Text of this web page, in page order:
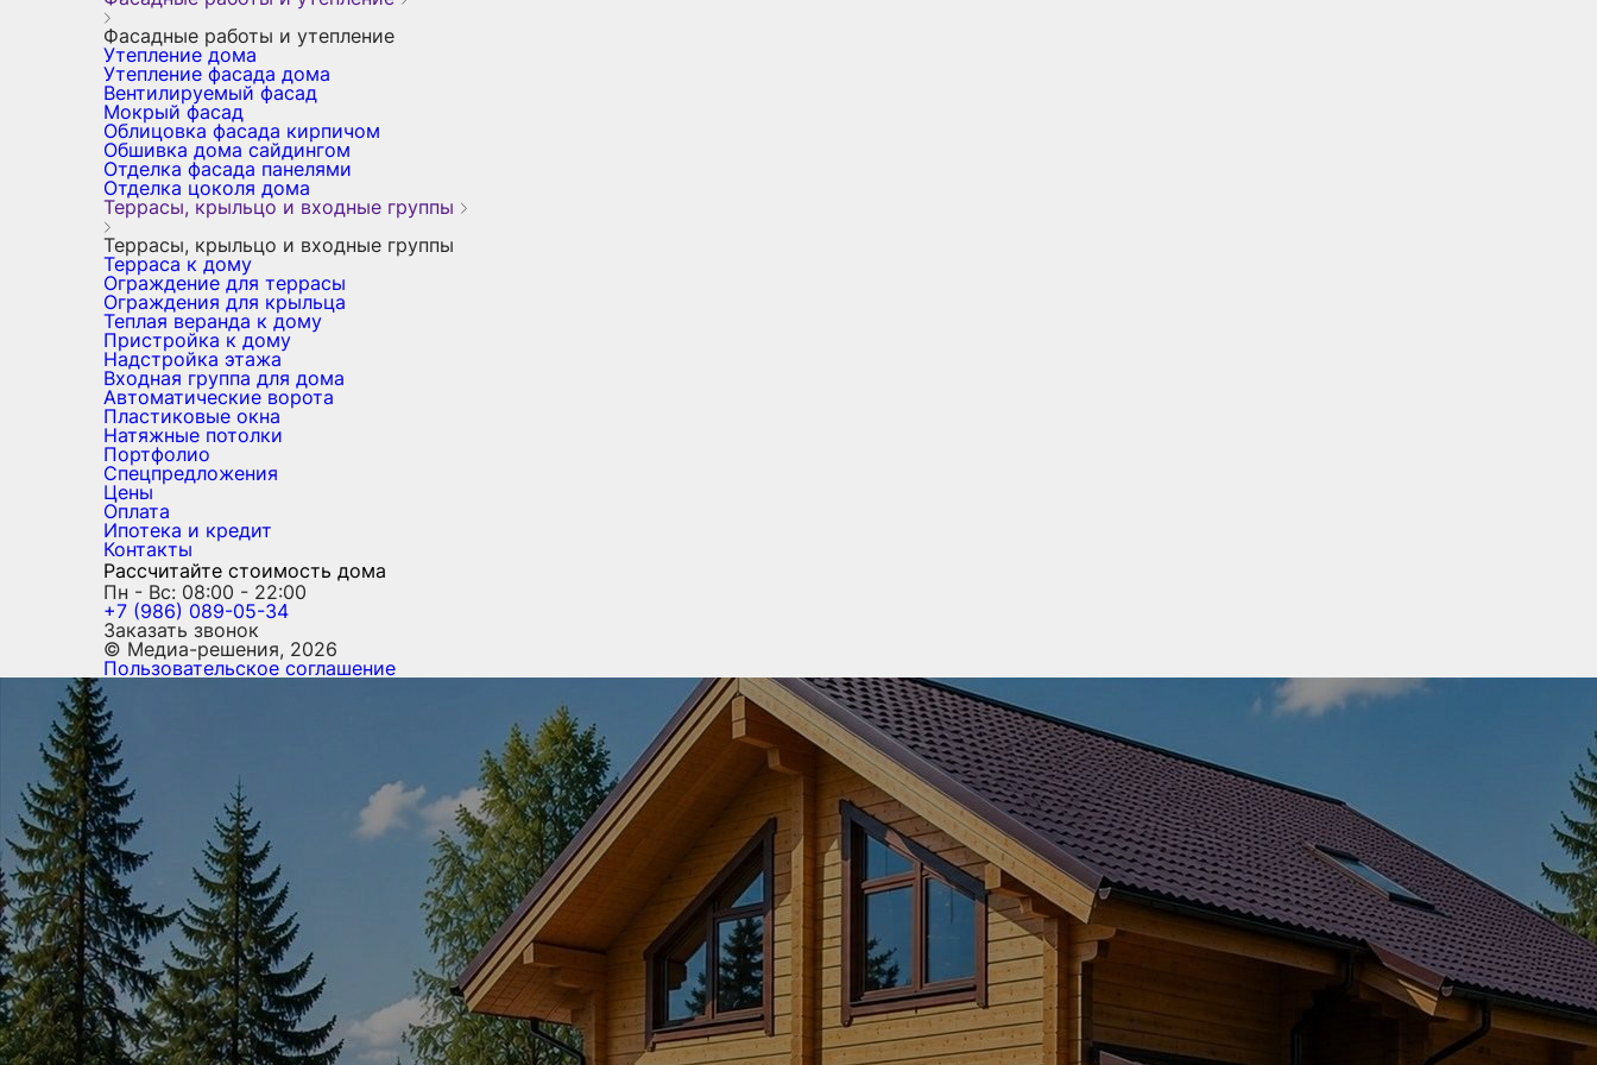
Фасадные работы и утепление
Утепление дома
Утепление фасада дома
Вентилируемый фасад
Мокрый фасад
Облицовка фасада кирпичом
Обшивка дома сайдингом
Отделка фасада панелями
Отделка цоколя дома
Террасы, крыльцо и входные группы
Террасы, крыльцо и входные группы
Терраса к дому
Ограждение для террасы
Ограждения для крыльца
Теплая веранда к дому
Пристройка к дому
Надстройка этажа
Входная группа для дома
Автоматические ворота
Пластиковые окна
Натяжные потолки
Портфолио
Спецпредложения
Цены
Оплата
Ипотека и кредит
Контакты
Рассчитайте стоимость дома
Пн - Вс: 08:00 - 22:00
+7 (986) 089-05-34
Заказать звонок
© Медиа-решения, 2026
Пользовательское соглашение